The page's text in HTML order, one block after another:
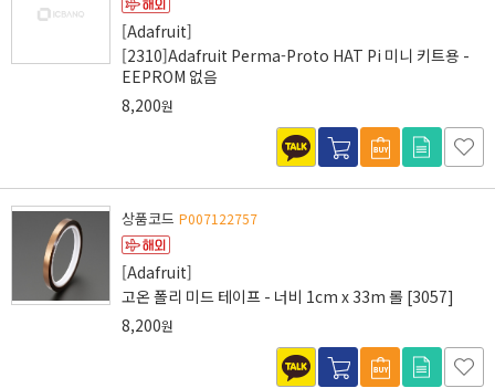
[Adafruit]
[2310]Adafruit Perma-Proto HAT Pi 미니 키트용 -
EEPROM 없음
8,200원
상품코드 P007122757
[Adafruit]
고온 폴리 미드 테이프 - 너비 1cm x 33m 롤 [3057]
8,200원